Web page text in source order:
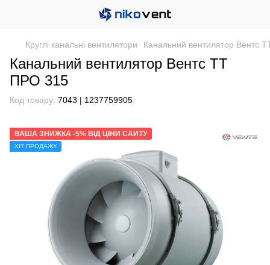
Круглі канальні вентилятори Канальний вентилятор Вентс
Канальний вентилятор Вентс ТТ
ПРО 315
Код товару: 7043 | 1237759905
ВАША ЗНИЖКА -5% ВІД ЦІНИ САЙТУ
ХІТ ПРОДАЖУ